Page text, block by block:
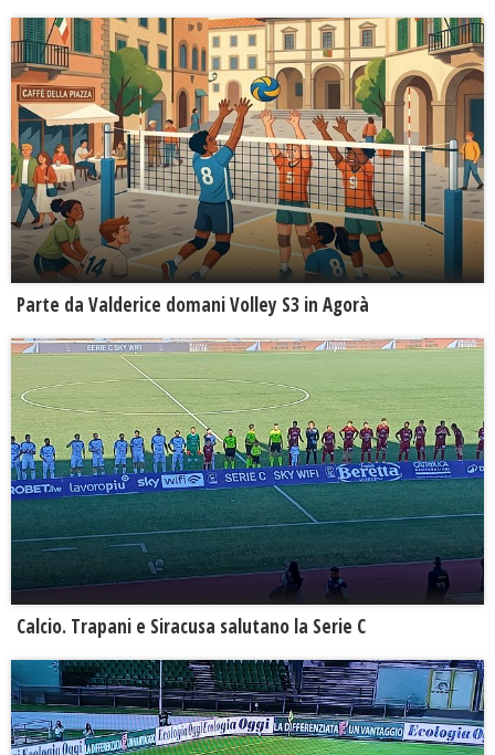
Parte da Valderice domani Volley S3 in Agorà
Calcio. Trapani e Siracusa salutano la Serie C